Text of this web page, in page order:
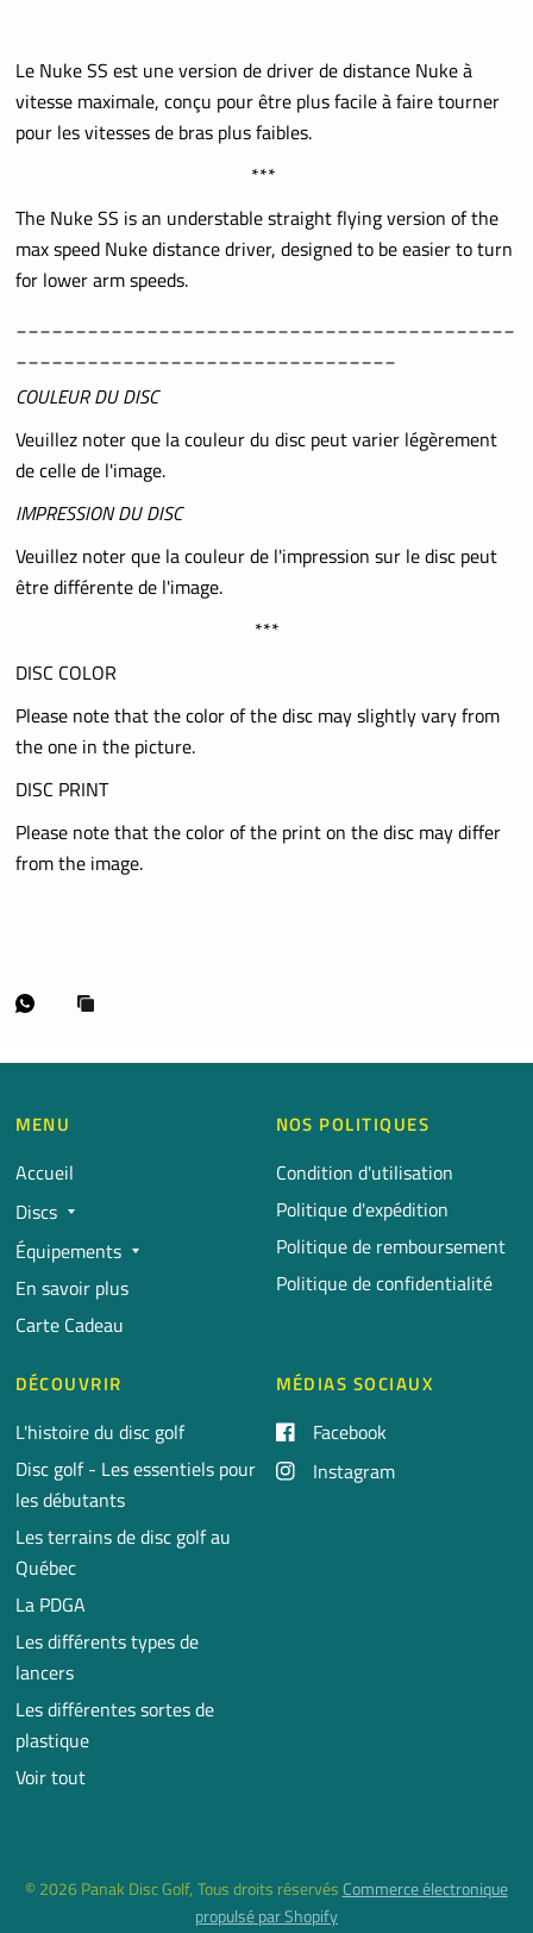
Le Nuke SS est une version de driver de distance Nuke à
vitesse maximale, conçu pour être plus facile à faire tourner
pour les vitesses de bras plus faibles.
***
The Nuke SS is an understable straight flying version of the
max speed Nuke distance driver, designed to be easier to turn
for lower arm speeds.
COULEUR DU DISC
Veuillez noter que la couleur du disc peut varier légèrement
de celle de l'image.
IMPRESSION DU DISC
Veuillez noter que la couleur de l'impression sur le disc peut
être différente de l'image.
***
DISC COLOR
Please note that the color of the disc may slightly vary from
the one in the picture.
DISC PRINT
Please note that the color of the print on the disc may differ
from the image.
MENU
Accueil
Discs
Équipements
En savoir plus
Carte Cadeau
NOS POLITIQUES
Condition d'utilisation
Politique d'expédition
Politique de remboursement
Politique de confidentialité
DÉCOUVRIR
L'histoire du disc golf
Disc golf - Les essentiels pour
les débutants
Les terrains de disc golf au
Québec
La PDGA
Les différents types de
lancers
Les différentes sortes de
plastique
Voir tout
MÉDIAS SOCIAUX
Facebook
Instagram
© 2026 Panak Disc Golf, Tous droits réservés Commerce électronique
propulsé par Shopify